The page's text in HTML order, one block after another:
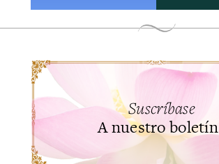
Suscríbase
A nuestro boletín